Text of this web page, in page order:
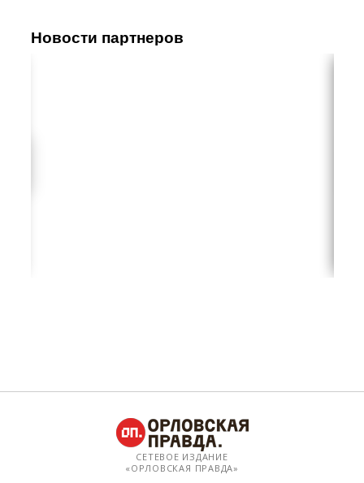
Новости партнеров
СЕТЕВОЕ ИЗДАНИЕ
«ОРЛОВСКАЯ ПРАВДА»